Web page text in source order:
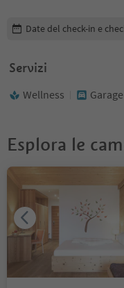
Modifica i dettagli della
Date del check-in e
Servizi
Wellness Garage
Esplora le